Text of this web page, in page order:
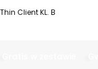
Client KL. B